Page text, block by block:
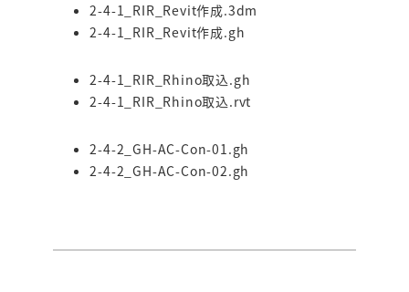
2-4-1_RIR_Revit作成.3dm
2-4-1_RIR_Revit作成.gh
2-4-1_RIR_Rhino取込.gh
2-4-1_RIR_Rhino取込.rvt
2-4-2_GH-AC-Con-01.gh
2-4-2_GH-AC-Con-02.gh